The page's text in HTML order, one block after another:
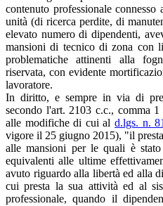
contenuto professionale
unità (di ricerca perdite, di
elevato numero di dipendenti,
mansioni di tecnico di zona con
problematiche attinenti alla
riservata, con evidente
lavoratore.
In diritto, e sempre in via di
secondo l'art. 2103 c.c., comma
alle modifiche di cui ald.lgs. n.
vigore il 25 giugno 2015), "il
alle mansioni per le quali è
equivalenti alle ultime
avuto riguardo alla libertà ed alla
cui presta la sua attività ed al
professionale, quando il